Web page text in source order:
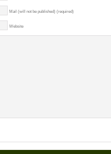
Mail (will not be published) (required)
Website